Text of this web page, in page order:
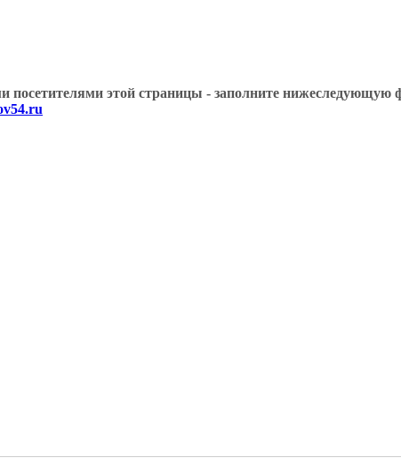
посетителями этой страницы - заполните